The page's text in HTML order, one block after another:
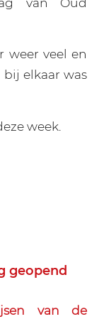
weer veel en
elkaar was
week.
geopend
van de